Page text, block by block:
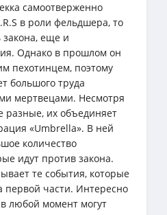
самоотверженно
в роли фельдшера, то
еще и
Однако в прошлом он
пехотинцем, поэтому
большого труда
мертвецами. Несмотря
разные, их объединяет
«Umbrella». В ней
количество
идут против закона.
те события, которые
первой части. Интересно
любой момент могут